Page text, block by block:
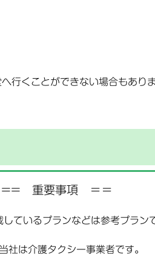
行くことができない場合もありま
== 重要事項 ＝＝
ているプランなどは参考プラン
社は介護タクシー事業者です。